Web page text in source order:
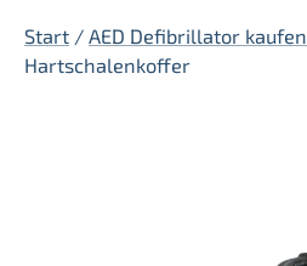
Start / AED Defibrillator kaufen
Hartschalenkoffer